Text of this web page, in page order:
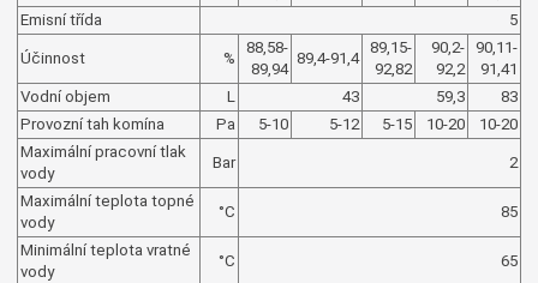
Emisní třída
5
Účinnost %
88,58-
89,94
89,4-91,4
89,15-
92,82
90,2-
92,2
90,11-
91,41
Vodní objem
L 43 59,3
83
Provozní tah komína
Pa 5-10 5-12 5-15 10-20
10-20
Maximální pracovní tlak
vody
Bar 2
Maximální teplota topné
vody
°C 85
Minimální teplota vratné
vody
°C 65